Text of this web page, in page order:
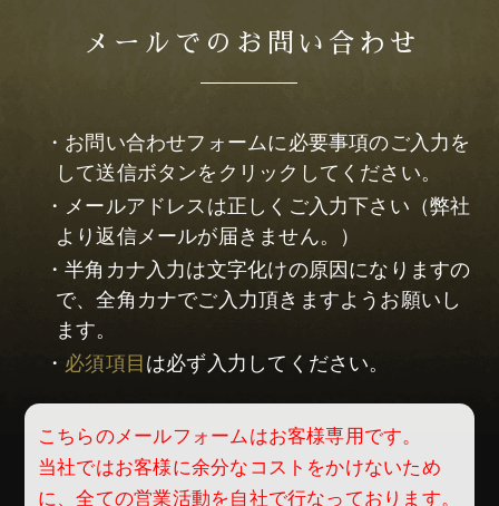
メールでのお問い合わせ
・お問い合わせフォームに必要事項のご入力を
して送信ボタンをクリックしてください。
・メールアドレスは正しくご入力下さい（弊社
より返信メールが届きません。）
・半角カナ入力は文字化けの原因になりますの
で、全角カナでご入力頂きますようお願いし
ます。
・ 必須項目 は必ず入力してください。
こちらのメールフォームはお客様専用です。
当社ではお客様に余分なコストをかけないため
に、全ての営業活動を自社で行なっております。